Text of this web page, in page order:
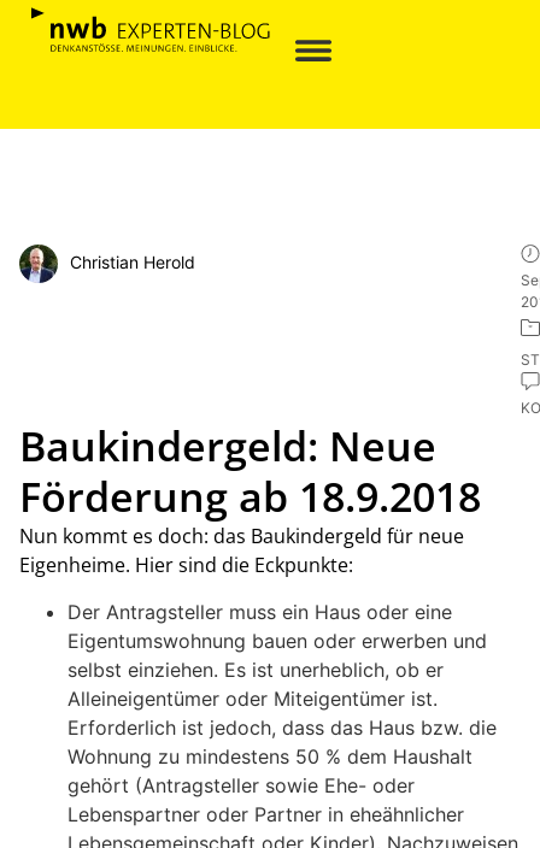
Christian Herold
Baukindergeld: Neue
Förderung ab 18.9.2018
Nun kommt es doch: das Baukindergeld für neue
Eigenheime. Hier sind die Eckpunkte:
Der Antragsteller muss ein Haus oder eine
Eigentumswohnung bauen oder erwerben und
selbst einziehen. Es ist unerheblich, ob er
Alleineigentümer oder Miteigentümer ist.
Erforderlich ist jedoch, dass das Haus bzw. die
Wohnung zu mindestens 50 % dem Haushalt
gehört (Antragsteller sowie Ehe- oder
Lebenspartner oder Partner in eheähnlicher
Lebensgemeinschaft oder Kinder). Nachzuweisen